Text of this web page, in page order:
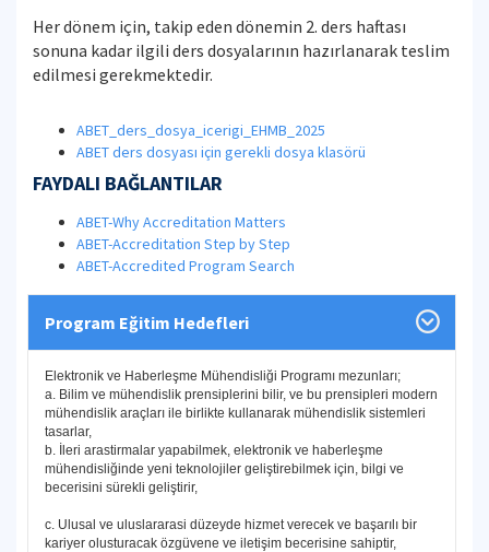
Her dönem için, takip eden dönemin 2. ders haftası
sonuna kadar ilgili ders dosyalarının hazırlanarak teslim
edilmesi gerekmektedir.
ABET_ders_dosya_icerigi_EHMB_2025
ABET ders dosyası için gerekli dosya klasörü
FAYDALI BAĞLANTILAR
ABET-Why Accreditation Matters
ABET-Accreditation Step by Step
ABET-Accredited Program Search
Program Eğitim Hedefleri
Elektronik ve Haberleşme Mühendisliği Programı mezunları;
a. Bilim ve mühendislik prensiplerini bilir, ve bu prensipleri modern
mühendislik araçları ile birlikte kullanarak mühendislik sistemleri
tasarlar,
b. İleri arastirmalar yapabilmek, elektronik ve haberleşme
mühendisliğinde yeni teknolojiler geliştirebilmek için, bilgi ve
becerisini sürekli geliştirir,
c. Ulusal ve uluslararasi düzeyde hizmet verecek ve başarılı bir
kariyer olusturacak özgüvene ve iletişim becerisine sahiptir,